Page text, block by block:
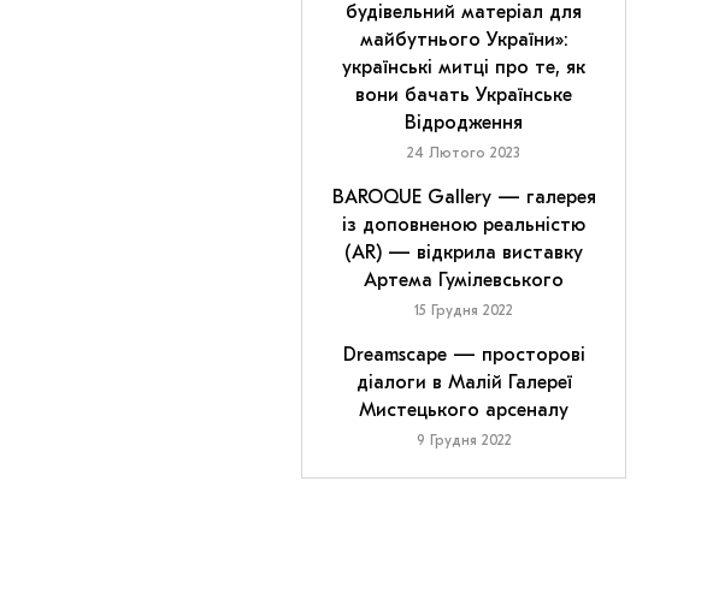
будівельний матеріал для
майбутнього України»:
українські митці про те, як
вони бачать Українське
Відродження
24 Лютого 2023
BAROQUE Gallery — галерея
із доповненою реальністю
(AR) — відкрила виставку
Артема Гумілевського
15 Грудня 2022
Dreamscape — просторові
діалоги в Малій Галереї
Мистецького арсеналу
9 Грудня 2022